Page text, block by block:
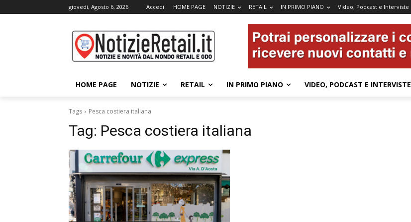
giovedì, Agosto 6, 2026 Accedi HOME PAGE NOTIZIE RETAIL IN PRIMO PIANO Video, Podcast e Interviste
HOME PAGE NOTIZIE RETAIL IN PRIMO PIANO VIDEO, PODCAST E INTERVISTE
Tags Pesca costiera italiana
Tag: Pesca costiera italiana